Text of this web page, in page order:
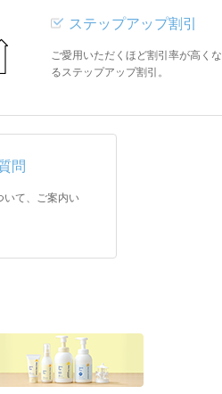
ステップアップ割引
ご愛用いただくほど割引率が高くな
るステップアップ割引。
問
いて、ご案内い